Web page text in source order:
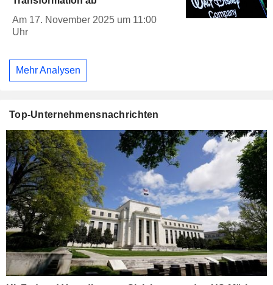
Am 17. November 2025 um 11:00
Uhr
Mehr Analysen
Top-Unternehmensnachrichten